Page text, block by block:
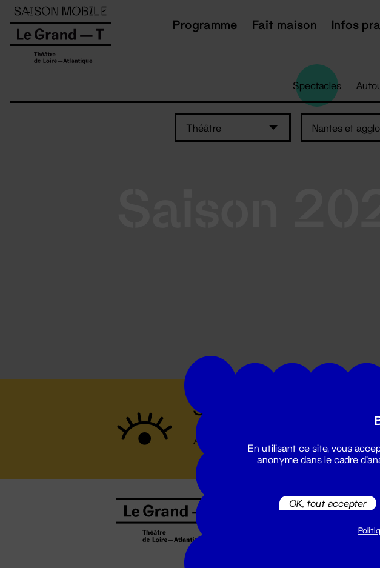
Programme Fait maison Infos
Spectacles
Théâtre Nantes et agglo
Suivez toutes les
Billetterie
billetterie@leGrandT.fr
Panneau de gestion des cookies
En utilisant ce site, vous
anonyme dans le cadre
OK, tout accepter